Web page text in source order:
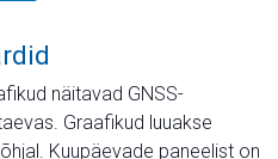
näitavad GNSS-
Graafikud luuakse
Kuupäevade paneelist on